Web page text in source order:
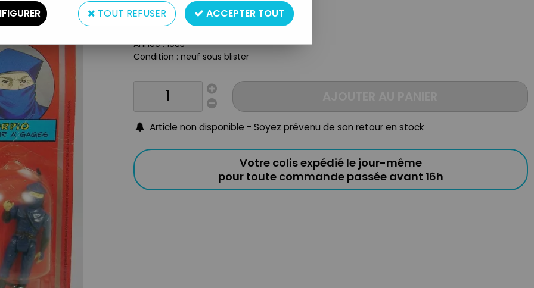
Matière : métal et plastique
Taille : 7cm
Année : 1983
Condition : neuf sous blister
Article non disponible - Soyez prévenu de son retour en stock
Votre colis expédié le jour-même
pour toute commande passée avant 16h
TOUT REFUSER ACCEPTER TOUT